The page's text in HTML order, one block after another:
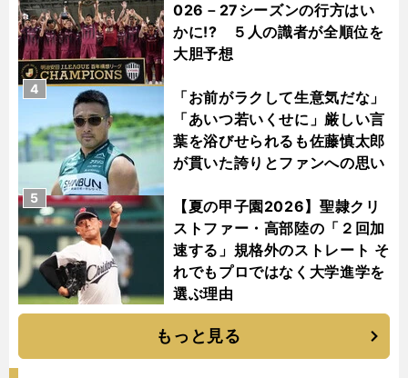
026－27シーズンの行方はい
かに!? ５人の識者が全順位を
大胆予想
「お前がラクして生意気だな」
「あいつ若いくせに」厳しい言
葉を浴びせられるも佐藤慎太郎
が貫いた誇りとファンへの思い
4
【夏の甲子園2026】聖隷クリ
ストファー・高部陸の「２回加
速する」規格外のストレート そ
れでもプロではなく大学進学を
選ぶ理由
5
もっと見る